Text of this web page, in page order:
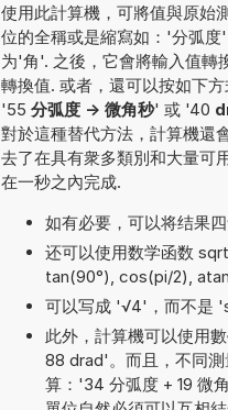
使用此計算機，可將值與原始
位的全稱或是縮寫如：'分弧
为'角'. 之後，它會將輸入值轉
轉換值. 或者，還可以按如下
'55 分弧度 -> 微角秒' 或 '40
對於這種替代方法，計算機還
去了在具有衆多類別和大量可
在一秒之內完成.
如有必要，可以将结果
还可以使用数学函数
tan(90°), cos(pi/2),
可以写成 '√4'，而不是
此外，計算機可以使用
88 drad'。而且，不同
算：'34 分弧度 + 19 微